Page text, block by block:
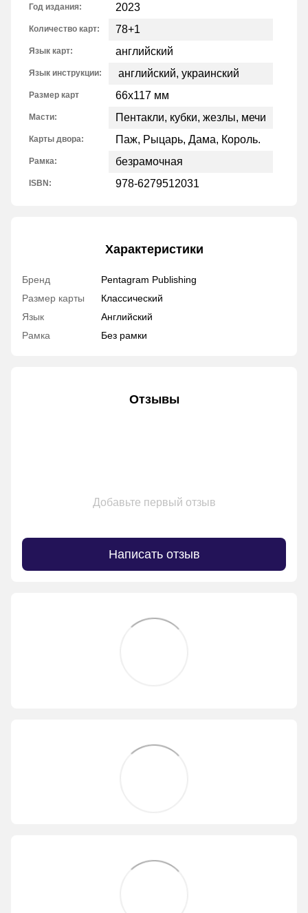
Год издания: 2023
Количество карт: 78+1
Язык карт: английский
Язык инструкции: английский, украинский
Размер карт 66x117 мм
Масти: Пентакли, кубки, жезлы, мечи
Карты двора: Паж, Рыцарь, Дама, Король.
Рамка: безрамочная
ISBN: 978-6279512031
Характеристики
Бренд
Pentagram Publishing
Размер карты
Классический
Язык
Английский
Рамка
Без рамки
Отзывы
Добавьте первый отзыв
Написать отзыв